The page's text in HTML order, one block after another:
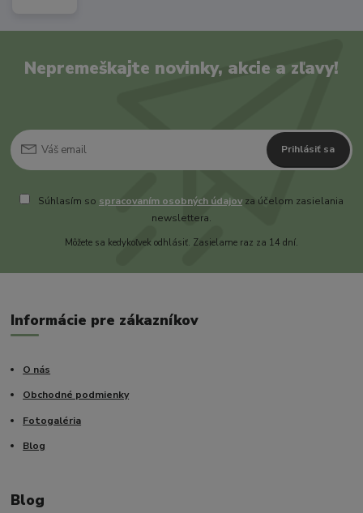
Nepremeškajte novinky, akcie a zľavy!
Prihlásiť sa
Súhlasím so spracovaním osobných údajovza účelom zasielania
newslettera.
Môžete sa kedykoľvek odhlásiť. Zasielame raz za 14 dní.
Informácie pre zákazníkov
O nás
Obchodné podmienky
Fotogaléria
Blog
Blog